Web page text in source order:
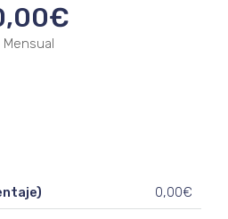
Mensual
0,00€